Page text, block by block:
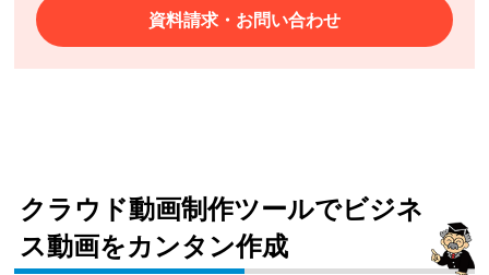
資料請求・お問い合わせ
クラウド動画制作ツールでビジネ
ス動画をカンタン作成